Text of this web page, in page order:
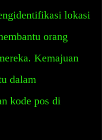
lokasi
orang
Kemajuan
dalam
kode pos di